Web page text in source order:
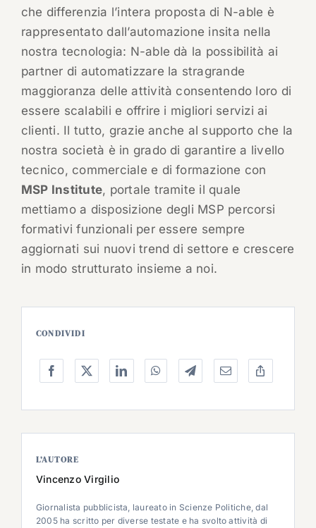
che differenzia l’intera proposta di N-able è
rappresentato dall’automazione insita nella
nostra tecnologia: N-able dà la possibilità ai
partner di automatizzare la stragrande
maggioranza delle attività consentendo loro di
essere scalabili e offrire i migliori servizi ai
clienti. Il tutto, grazie anche al supporto che la
nostra società è in grado di garantire a livello
tecnico, commerciale e di formazione con
MSP Institute, portale tramite il quale
mettiamo a disposizione degli MSP percorsi
formativi funzionali per essere sempre
aggiornati sui nuovi trend di settore e crescere
in modo strutturato insieme a noi.
CONDIVIDI
L’AUTORE
Vincenzo Virgilio
Giornalista pubblicista, laureato in Scienze Politiche, dal
2005 ha scritto per diverse testate e ha svolto attività di